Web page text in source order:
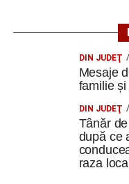
DIN JUDEŢ
Mesaje
familie
DIN JUDEŢ
Tânăr
după ce
raza